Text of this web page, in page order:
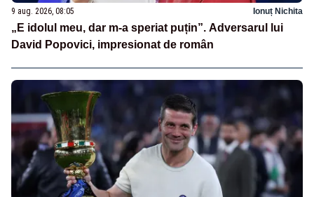
9 aug. 2026, 08:05 Ionuț Nichita
„E idolul meu, dar m-a speriat puțin”. Adversarul lui
David Popovici, impresionat de român